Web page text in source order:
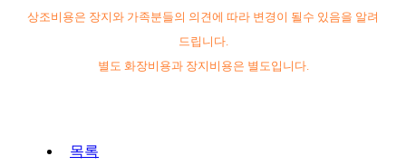
상조비용은 장지와 가족분들의 의견에 따라 변경이 될수 있음을 알려
드립니다.
별도 화장비용과 장지비용은 별도입니다.
목록